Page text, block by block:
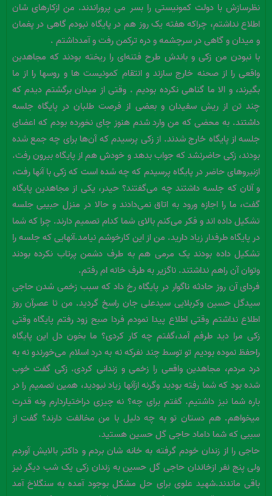
نظرسازش با دولت کمونیستی را بسر می پروراندند. من ازکارهای شان
اطلاع نداشتم، چراکه هفته یک روز هم در پایگاه نبودم گاهی در پغمان
و میدان و گاهی در سرچشمه و دره ترکمن رفت و آمدداشتم .
با نبودن من زکی و باندش طرح فتنه‌ای را ریخته بودند که مجاهدین
واقعی را از صحنه خارج سازند و انتقام کمونیست ها و روسها را از ما
بگیرند، و الا ما گناهی نکرده بودیم . وقتی از میدان برگشتم دیدم که
چند تن از ریش سفیدان و بعضی از فرصت طلبان در پایگاه جلسه
داشتند. به محضی که من وارد شدم هنوز چای نخورده بودم که اعضای
جلسه از پایگاه خارج شدند. از زکی پرسیدم که آن‌ها برای چه جمع شده
بودند، زکی حاضرنشد که جواب بدهد و خودش هم از پایگاه بیرون رفت.
ازنیروهای حاضر در پایگاه پرسیدم که چه شده است که زکی با آنها رفت،
و آنان که جلسه داشتند چه می‌گفتند؟ حیدر، یکی از مجاهدین پایگاه
گفت، ما را اجازه ورود به اتاق نمی‌دادند و حالا در منزل حبیبی جلسه
تشکیل داده اند و فکر می‌کنم بالای شما کدام تصمیم دارند. چرا که شما
در پایگاه طرفدار زیاد دارید. من از این کارخوشم نیامد.آنهایی که جلسه را
تشکیل داده بودند یک مرمی هم به طرف دشمن پرتاب نکرده بودند
وتوان آن راهم نداشتند. ناگزیر به طرف خانه ام رفتم.
فردای آن روز حادثه ناگوار در پایگاه رخ داد که سبب زخمی شدن حاجی
سیدگل حسین وکربلایی سیدعلی جان راسخ گردید. من تا عصرآن روز
اطلاع نداشتم وقتی اطلاع پیدا نمودم فردا صبح زود رفتم پایگاه وقتی
زکی مرا دید طرفم آمد،گفتم چه کار کردی؟ ما بخون دل این پایگاه
راحفظ نموده بودیم تو توسط چند نفرکه نه به درد اسلام می‌خورندو نه به
درد مردم، مجاهدین واقعی را زخمی و زندانی کردی. زکی گفت خوب
شده بود که شما رفته بودید وگرنه ازآنها زیاد نبودید، همین تصمیم را در
باره شما نیز داشتیم. گفتم برای چه؟ نه چیزی دراختیاردارم ونه قدرت
میخواهم. هم دستان تو به چه دلیل با من مخالفت دارند؟ گفت از
سببی که شما داماد حاجی گل حسین هستید.
حاجی را از زندان خودم گرفته به خانه شان بردم و داکتر بالایش آوردم
ولی پنج نفر ازخاندان حاجی گل حسین به زندان زکی یک شب دیگر نیز
باقی ماندند.شهید علوی برای حل مشکل بوجود آمده به سنگلاخ آمد